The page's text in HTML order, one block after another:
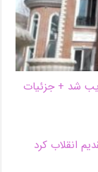
شد + جزئیات